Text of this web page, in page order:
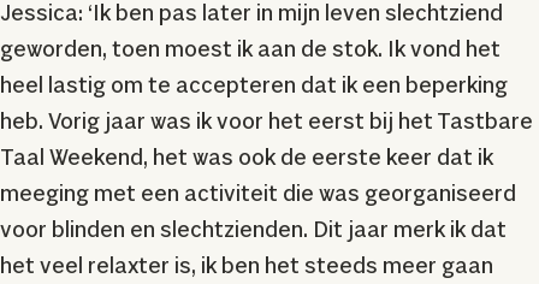
Jessica: ‘Ik ben pas later in mijn leven slechtziend
geworden, toen moest ik aan de stok. Ik vond het
heel lastig om te accepteren dat ik een beperking
heb. Vorig jaar was ik voor het eerst bij het Tastbare
Taal Weekend, het was ook de eerste keer dat ik
meeging met een activiteit die was georganiseerd
voor blinden en slechtzienden. Dit jaar merk ik dat
het veel relaxter is, ik ben het steeds meer gaan